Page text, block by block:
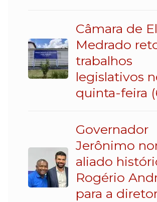
Câmara de
Medrado
trabalhos
legislativos
quinta-feira
Governador
Jerônimo
aliado
Rogério
para a